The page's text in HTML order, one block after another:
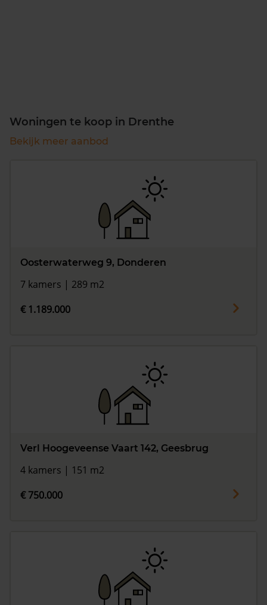
Woningen te koop in Drenthe
Bekijk meer aanbod
Oosterwaterweg 9, Donderen
7 kamers | 289 m2
€ 1.189.000
Verl Hoogeveense Vaart 142, Geesbrug
4 kamers | 151 m2
€ 750.000